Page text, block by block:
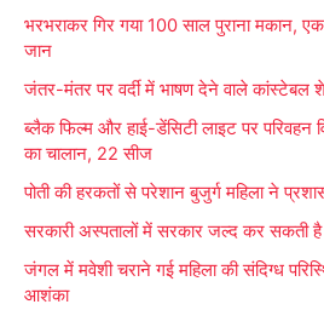
भरभराकर गिर गया 100 साल पुराना मकान, एक
जान
जंतर-मंतर पर वर्दी में भाषण देने वाले कांस्टेबल
ब्लैक फिल्म और हाई-डेंसिटी लाइट पर परिवहन
का चालान, 22 सीज
पोती की हरकतों से परेशान बुजुर्ग महिला ने
सरकारी अस्पतालों में सरकार जल्द कर सकती
जंगल में मवेशी चराने गई महिला की संदिग्ध
आशंका